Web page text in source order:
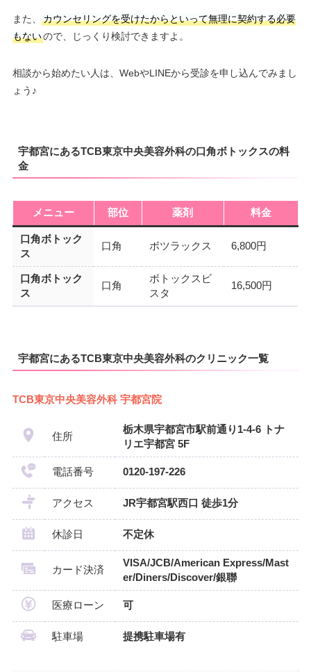
また、
カウンセリングを受けたからといって無理に契約する必要
もないので、じっくり検討できますよ。
相談から始めたい人は、WebやLINEから受診を申し込んでみまし
ょう♪
宇都宮にあるTCB東京中央美容外科の口角ボトックスの料
金
メニュー 部位 薬剤 料金
口角ボトック
ス
口角 ボツラックス 6,800円
口角ボトック
ス
口角
ボトックスビ
スタ
16,500円
宇都宮にあるTCB東京中央美容外科のクリニック一覧
TCB東京中央美容外科 宇都宮院
住所
栃木県宇都宮市駅前通り1-4-6 トナ
リエ宇都宮 5F
電話番号 0120-197-226
アクセス JR宇都宮駅西口 徒歩1分
休診日 不定休
カード決済
VISA/JCB/American Express/Mast
er/Diners/Discover/銀聯
医療ローン 可
駐車場 提携駐車場有